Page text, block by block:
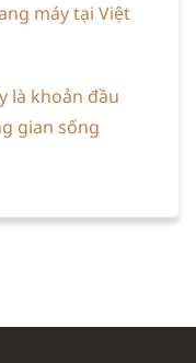
máy tại Việt
là khoản đầu
gian sống